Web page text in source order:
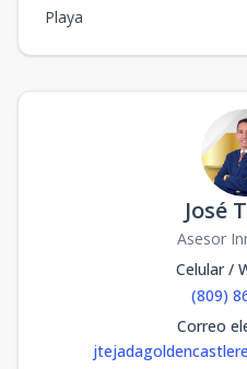
Playa
José
Asesor
Celular /
(809)
Correo